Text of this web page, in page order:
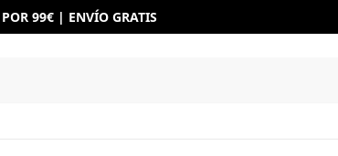
POR 99€ | ENVÍO GRATIS